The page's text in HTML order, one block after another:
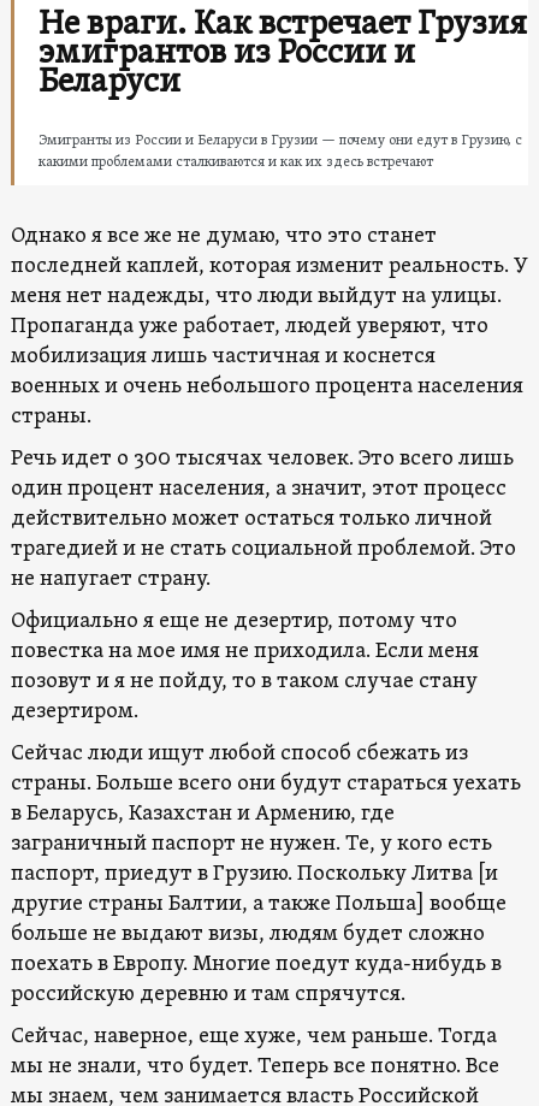
Не враги. Как встречает Грузия
эмигрантов из России и
Беларуси
Эмигранты из России и Беларуси в Грузии — почему они едут в Грузию, с
какими проблемами сталкиваются и как их здесь встречают
Однако я все же не думаю, что это станет
последней каплей, которая изменит реальность. У
меня нет надежды, что люди выйдут на улицы.
Пропаганда уже работает, людей уверяют, что
мобилизация лишь частичная и коснется
военных и очень небольшого процента населения
страны.
Речь идет о 300 тысячах человек. Это всего лишь
один процент населения, а значит, этот процесс
действительно может остаться только личной
трагедией и не стать социальной проблемой. Это
не напугает страну.
Официально я еще не дезертир, потому что
повестка на мое имя не приходила. Если меня
позовут и я не пойду, то в таком случае стану
дезертиром.
Сейчас люди ищут любой способ сбежать из
страны. Больше всего они будут стараться уехать
в Беларусь, Казахстан и Армению, где
заграничный паспорт не нужен. Те, у кого есть
паспорт, приедут в Грузию. Поскольку Литва [и
другие страны Балтии, а также Польша] вообще
больше не выдают визы, людям будет сложно
поехать в Европу. Многие поедут куда-нибудь в
российскую деревню и там спрячутся.
Сейчас, наверное, еще хуже, чем раньше. Тогда
мы не знали, что будет. Теперь все понятно. Все
мы знаем, чем занимается власть Российской